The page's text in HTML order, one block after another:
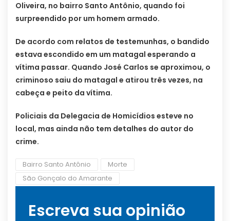
Oliveira, no bairro Santo Antônio, quando foi
surpreendido por um homem armado.
De acordo com relatos de testemunhas, o bandido
estava escondido em um matagal esperando a
vítima passar. Quando José Carlos se aproximou, o
criminoso saiu do matagal e atirou três vezes, na
cabeça e peito da vítima.
Policiais da Delegacia de Homicídios esteve no
local, mas ainda não tem detalhes do autor do
crime.
Bairro Santo Antônio
Morte
São Gonçalo do Amarante
Escreva sua opinião